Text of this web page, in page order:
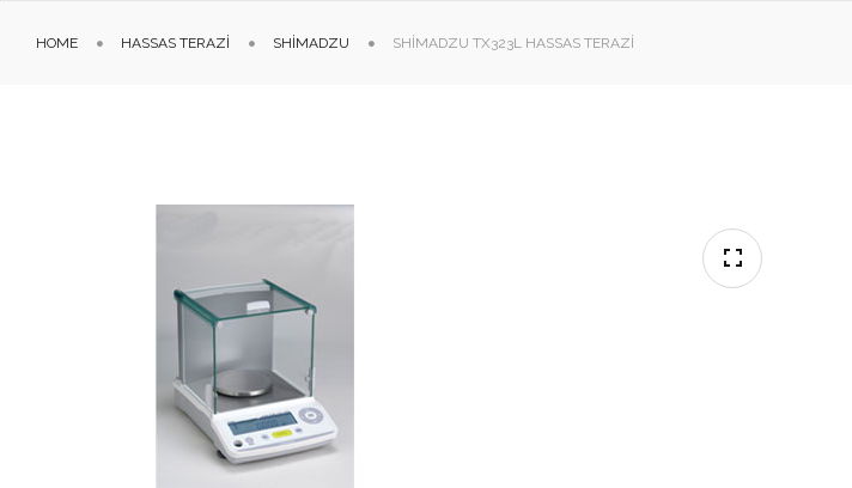
HOME HASSAS TERAZI SHIMADZU SHIMADZU TX323L HASSAS TERAZI